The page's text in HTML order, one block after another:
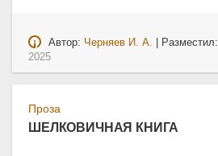
Автор: Черняев И. А. | Разместил:
2025
Проза
ШЕЛКОВИЧНАЯ КНИГА